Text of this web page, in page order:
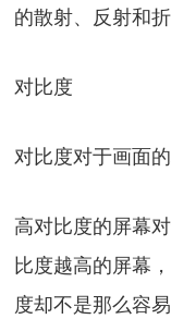
的散射、反射和
对比度
对比度对于画面
高对比度的屏幕
比度越高的屏幕
度却不是那么容